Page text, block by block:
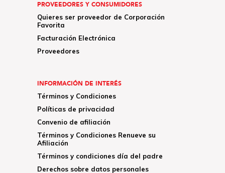
PROVEEDORES Y CONSUMIDORES
Quieres ser proveedor de Corporación
Favorita
Facturación Electrónica
Proveedores
INFORMACIÓN DE INTERÉS
Términos y Condiciones
Políticas de privacidad
Convenio de afiliación
Términos y Condiciones Renueve su
Afiliación
Términos y condiciones día del padre
Derechos sobre datos personales